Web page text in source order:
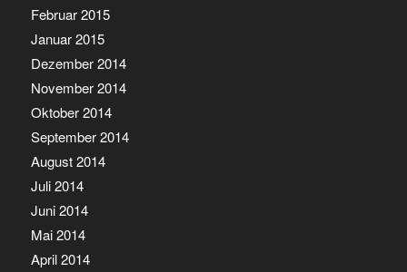
Februar 2015
Januar 2015
Dezember 2014
November 2014
Oktober 2014
September 2014
August 2014
Juli 2014
Juni 2014
Mai 2014
April 2014